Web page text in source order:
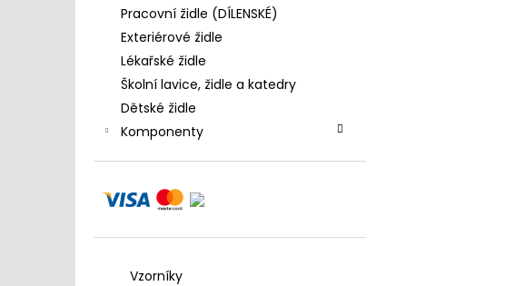
Pracovní židle (DÍLENSKÉ)
Exteriérové židle
Lékařské židle
Školní lavice, židle a katedry
Dětské židle
Komponenty
Vzorníky
4 390 Kč